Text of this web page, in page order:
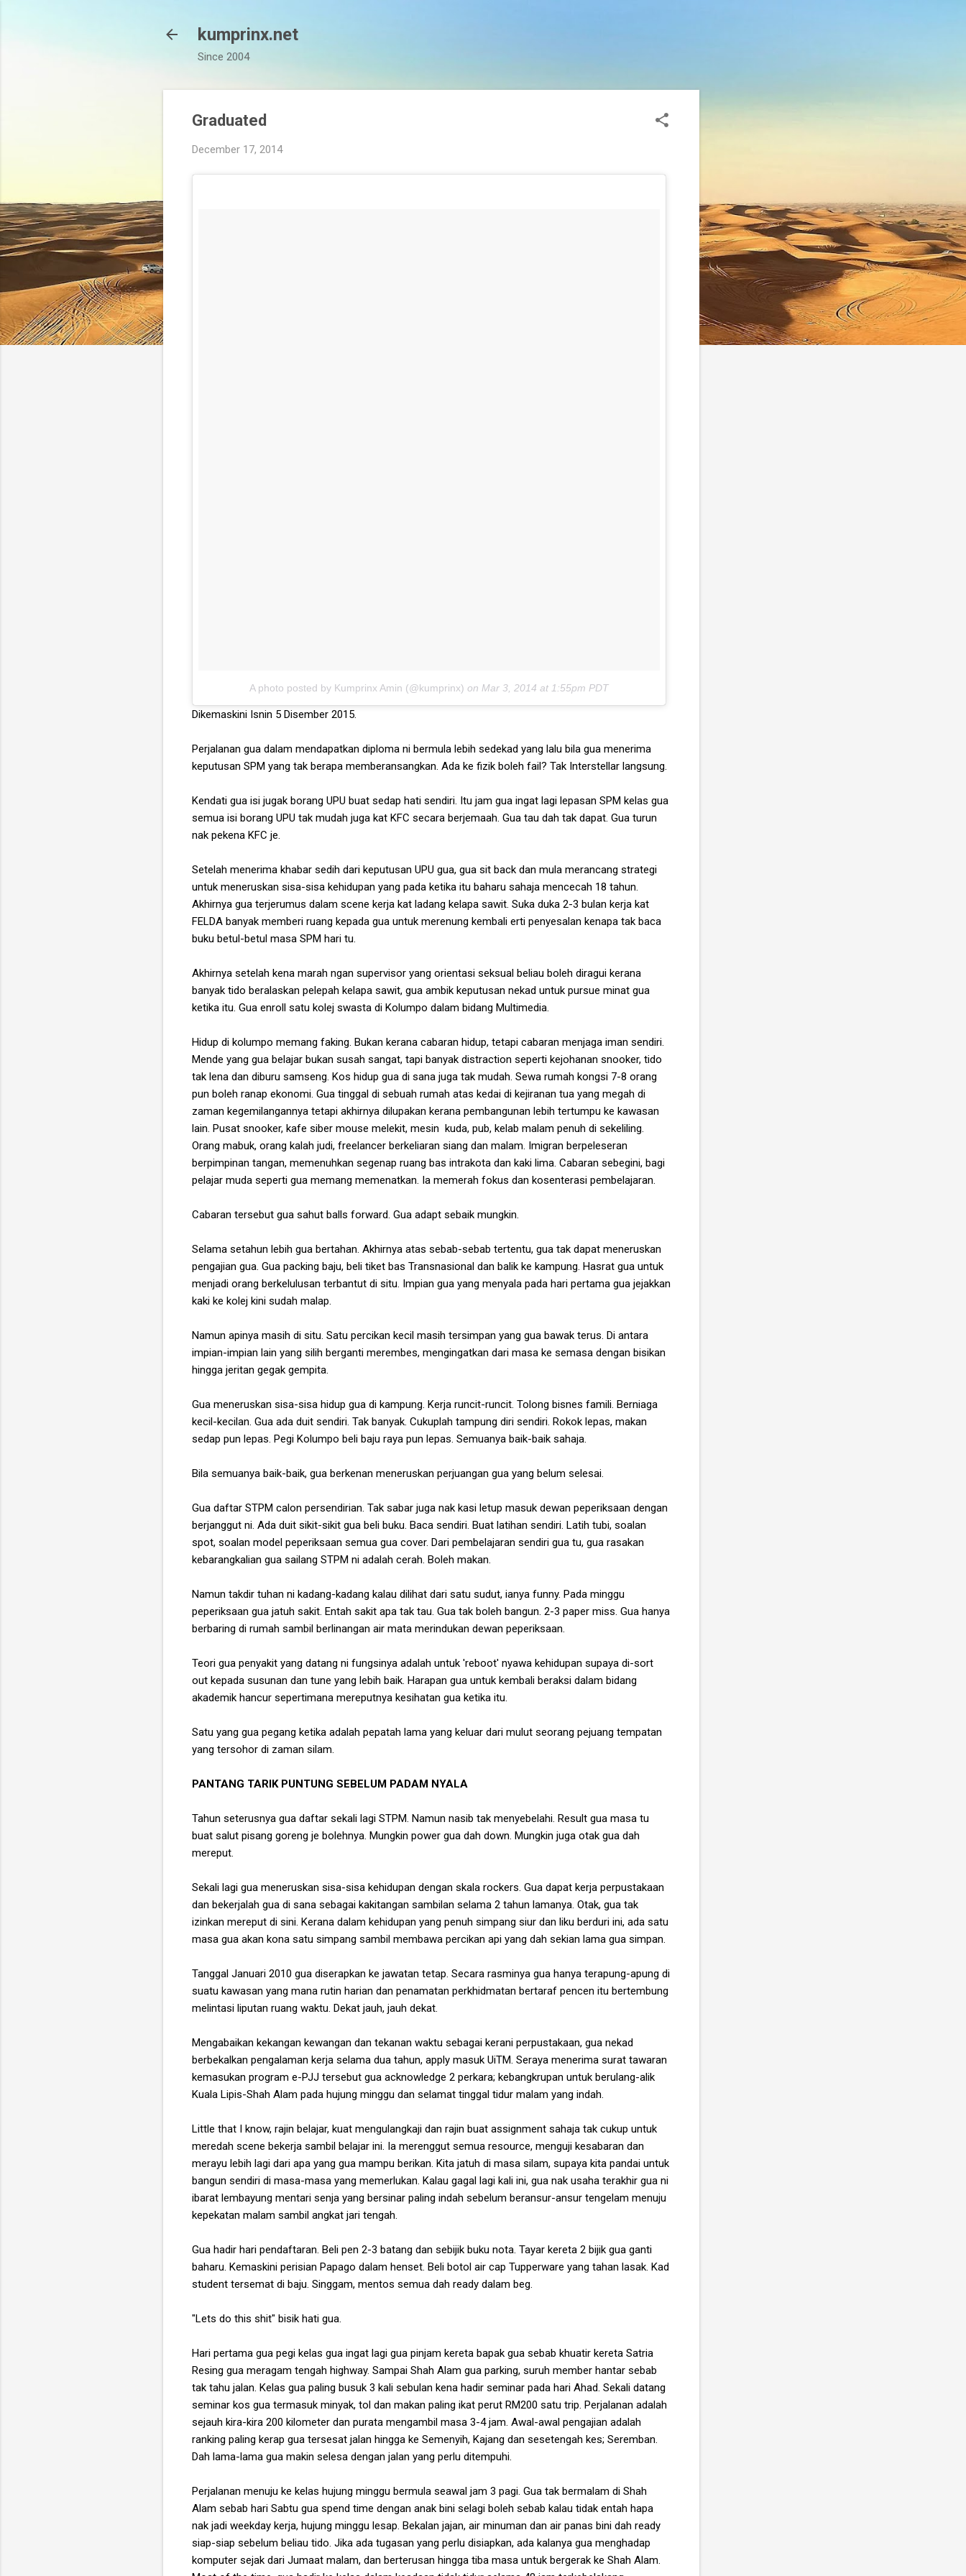
kumprinx.net
Since 2004
Graduated
December 17, 2014
A photo posted by Kumprinx Amin (@kumprinx) on Mar 3, 2014 at 1:55pm PDT
Dikemaskini Isnin 5 Disember 2015.
Perjalanan gua dalam mendapatkan diploma ni bermula lebih sedekad yang lalu bila gua menerima
keputusan SPM yang tak berapa memberansangkan. Ada ke fizik boleh fail? Tak Interstellar langsung.
Kendati gua isi jugak borang UPU buat sedap hati sendiri. Itu jam gua ingat lagi lepasan SPM kelas gua
semua isi borang UPU tak mudah juga kat KFC secara berjemaah. Gua tau dah tak dapat. Gua turun
nak pekena KFC je.
Setelah menerima khabar sedih dari keputusan UPU gua, gua sit back dan mula merancang strategi
untuk meneruskan sisa-sisa kehidupan yang pada ketika itu baharu sahaja mencecah 18 tahun.
Akhirnya gua terjerumus dalam scene kerja kat ladang kelapa sawit. Suka duka 2-3 bulan kerja kat
FELDA banyak memberi ruang kepada gua untuk merenung kembali erti penyesalan kenapa tak baca
buku betul-betul masa SPM hari tu.
Akhirnya setelah kena marah ngan supervisor yang orientasi seksual beliau boleh diragui kerana
banyak tido beralaskan pelepah kelapa sawit, gua ambik keputusan nekad untuk pursue minat gua
ketika itu. Gua enroll satu kolej swasta di Kolumpo dalam bidang Multimedia.
Hidup di kolumpo memang faking. Bukan kerana cabaran hidup, tetapi cabaran menjaga iman sendiri.
Mende yang gua belajar bukan susah sangat, tapi banyak distraction seperti kejohanan snooker, tido
tak lena dan diburu samseng. Kos hidup gua di sana juga tak mudah. Sewa rumah kongsi 7-8 orang
pun boleh ranap ekonomi. Gua tinggal di sebuah rumah atas kedai di kejiranan tua yang megah di
zaman kegemilangannya tetapi akhirnya dilupakan kerana pembangunan lebih tertumpu ke kawasan
lain. Pusat snooker, kafe siber mouse melekit, mesin kuda, pub, kelab malam penuh di sekeliling.
Orang mabuk, orang kalah judi, freelancer berkeliaran siang dan malam. Imigran berpeleseran
berpimpinan tangan, memenuhkan segenap ruang bas intrakota dan kaki lima. Cabaran sebegini, bagi
pelajar muda seperti gua memang memenatkan. Ia memerah fokus dan kosenterasi pembelajaran.
Cabaran tersebut gua sahut balls forward. Gua adapt sebaik mungkin.
Selama setahun lebih gua bertahan. Akhirnya atas sebab-sebab tertentu, gua tak dapat meneruskan
pengajian gua. Gua packing baju, beli tiket bas Transnasional dan balik ke kampung. Hasrat gua untuk
menjadi orang berkelulusan terbantut di situ. Impian gua yang menyala pada hari pertama gua jejakkan
kaki ke kolej kini sudah malap.
Namun apinya masih di situ. Satu percikan kecil masih tersimpan yang gua bawak terus. Di antara
impian-impian lain yang silih berganti merembes, mengingatkan dari masa ke semasa dengan bisikan
hingga jeritan gegak gempita.
Gua meneruskan sisa-sisa hidup gua di kampung. Kerja runcit-runcit. Tolong bisnes famili. Berniaga
kecil-kecilan. Gua ada duit sendiri. Tak banyak. Cukuplah tampung diri sendiri. Rokok lepas, makan
sedap pun lepas. Pegi Kolumpo beli baju raya pun lepas. Semuanya baik-baik sahaja.
Bila semuanya baik-baik, gua berkenan meneruskan perjuangan gua yang belum selesai.
Gua daftar STPM calon persendirian. Tak sabar juga nak kasi letup masuk dewan peperiksaan dengan
berjanggut ni. Ada duit sikit-sikit gua beli buku. Baca sendiri. Buat latihan sendiri. Latih tubi, soalan
spot, soalan model peperiksaan semua gua cover. Dari pembelajaran sendiri gua tu, gua rasakan
kebarangkalian gua sailang STPM ni adalah cerah. Boleh makan.
Namun takdir tuhan ni kadang-kadang kalau dilihat dari satu sudut, ianya funny. Pada minggu
peperiksaan gua jatuh sakit. Entah sakit apa tak tau. Gua tak boleh bangun. 2-3 paper miss. Gua hanya
berbaring di rumah sambil berlinangan air mata merindukan dewan peperiksaan.
Teori gua penyakit yang datang ni fungsinya adalah untuk 'reboot' nyawa kehidupan supaya di-sort
out kepada susunan dan tune yang lebih baik. Harapan gua untuk kembali beraksi dalam bidang
akademik hancur sepertimana mereputnya kesihatan gua ketika itu.
Satu yang gua pegang ketika adalah pepatah lama yang keluar dari mulut seorang pejuang tempatan
yang tersohor di zaman silam.
PANTANG TARIK PUNTUNG SEBELUM PADAM NYALA
Tahun seterusnya gua daftar sekali lagi STPM. Namun nasib tak menyebelahi. Result gua masa tu
buat salut pisang goreng je bolehnya. Mungkin power gua dah down. Mungkin juga otak gua dah
mereput.
Sekali lagi gua meneruskan sisa-sisa kehidupan dengan skala rockers. Gua dapat kerja perpustakaan
dan bekerjalah gua di sana sebagai kakitangan sambilan selama 2 tahun lamanya. Otak, gua tak
izinkan mereput di sini. Kerana dalam kehidupan yang penuh simpang siur dan liku berduri ini, ada satu
masa gua akan kona satu simpang sambil membawa percikan api yang dah sekian lama gua simpan.
Tanggal Januari 2010 gua diserapkan ke jawatan tetap. Secara rasminya gua hanya terapung-apung di
suatu kawasan yang mana rutin harian dan penamatan perkhidmatan bertaraf pencen itu bertembung
melintasi liputan ruang waktu. Dekat jauh, jauh dekat.
Mengabaikan kekangan kewangan dan tekanan waktu sebagai kerani perpustakaan, gua nekad
berbekalkan pengalaman kerja selama dua tahun, apply masuk UiTM. Seraya menerima surat tawaran
kemasukan program e-PJJ tersebut gua acknowledge 2 perkara; kebangkrupan untuk berulang-alik
Kuala Lipis-Shah Alam pada hujung minggu dan selamat tinggal tidur malam yang indah.
Little that I know, rajin belajar, kuat mengulangkaji dan rajin buat assignment sahaja tak cukup untuk
meredah scene bekerja sambil belajar ini. Ia merenggut semua resource, menguji kesabaran dan
merayu lebih lagi dari apa yang gua mampu berikan. Kita jatuh di masa silam, supaya kita pandai untuk
bangun sendiri di masa-masa yang memerlukan. Kalau gagal lagi kali ini, gua nak usaha terakhir gua ni
ibarat lembayung mentari senja yang bersinar paling indah sebelum beransur-ansur tengelam menuju
kepekatan malam sambil angkat jari tengah.
Gua hadir hari pendaftaran. Beli pen 2-3 batang dan sebijik buku nota. Tayar kereta 2 bijik gua ganti
baharu. Kemaskini perisian Papago dalam henset. Beli botol air cap Tupperware yang tahan lasak. Kad
student tersemat di baju. Singgam, mentos semua dah ready dalam beg.
"Lets do this shit" bisik hati gua.
Hari pertama gua pegi kelas gua ingat lagi gua pinjam kereta bapak gua sebab khuatir kereta Satria
Resing gua meragam tengah highway. Sampai Shah Alam gua parking, suruh member hantar sebab
tak tahu jalan. Kelas gua paling busuk 3 kali sebulan kena hadir seminar pada hari Ahad. Sekali datang
seminar kos gua termasuk minyak, tol dan makan paling ikat perut RM200 satu trip. Perjalanan adalah
sejauh kira-kira 200 kilometer dan purata mengambil masa 3-4 jam. Awal-awal pengajian adalah
ranking paling kerap gua tersesat jalan hingga ke Semenyih, Kajang dan sesetengah kes; Seremban.
Dah lama-lama gua makin selesa dengan jalan yang perlu ditempuhi.
Perjalanan menuju ke kelas hujung minggu bermula seawal jam 3 pagi. Gua tak bermalam di Shah
Alam sebab hari Sabtu gua spend time dengan anak bini selagi boleh sebab kalau tidak entah hapa
nak jadi weekday kerja, hujung minggu lesap. Bekalan jajan, air minuman dan air panas bini dah ready
siap-siap sebelum beliau tido. Jika ada tugasan yang perlu disiapkan, ada kalanya gua menghadap
komputer sejak dari Jumaat malam, dan berterusan hingga tiba masa untuk bergerak ke Shah Alam.